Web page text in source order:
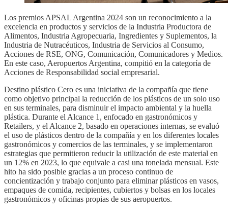
Los premios APSAL Argentina 2024 son un reconocimiento a la
excelencia en productos y servicios de la Industria Productora de
Alimentos, Industria Agropecuaria, Ingredientes y Suplementos, la
Industria de Nutracéuticos, Industria de Servicios al Consumo,
Acciones de RSE, ONG, Comunicación, Comunicadores y Medios.
En este caso, Aeropuertos Argentina, compitió en la categoría de
Acciones de Responsabilidad social empresarial.
Destino plástico Cero es una iniciativa de la compañía que tiene
como objetivo principal la reducción de los plásticos de un solo uso
en sus terminales, para disminuir el impacto ambiental y la huella
plástica. Durante el Alcance 1, enfocado en gastronómicos y
Retailers, y el Alcance 2, basado en operaciones internas, se evaluó
el uso de plásticos dentro de la compañía y en los diferentes locales
gastronómicos y comercios de las terminales, y se implementaron
estrategias que permitieron reducir la utilización de este material en
un 12% en 2023, lo que equivale a casi una tonelada mensual. Este
hito ha sido posible gracias a un proceso continuo de
concientización y trabajo conjunto para eliminar plásticos en vasos,
empaques de comida, recipientes, cubiertos y bolsas en los locales
gastronómicos y oficinas propias de sus aeropuertos.